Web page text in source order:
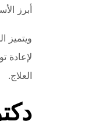
أبرز
ويتميز
لإعادة
العلاج.